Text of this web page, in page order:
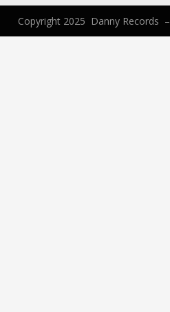
Copyright 2025 Danny Records –